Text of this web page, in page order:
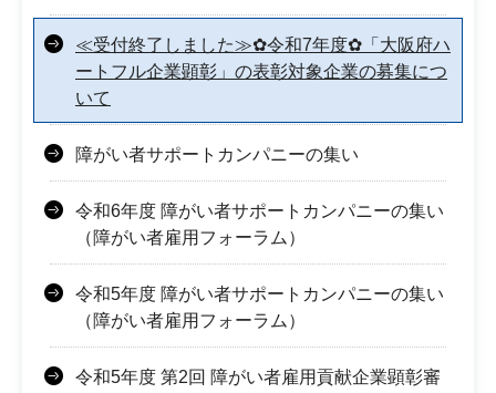
≪受付終了しました≫✿令和7年度✿「大阪府ハ
ートフル企業顕彰」の表彰対象企業の募集につ
いて
障がい者サポートカンパニーの集い
令和6年度 障がい者サポートカンパニーの集い
（障がい者雇用フォーラム）
令和5年度 障がい者サポートカンパニーの集い
（障がい者雇用フォーラム）
令和5年度 第2回 障がい者雇用貢献企業顕彰審